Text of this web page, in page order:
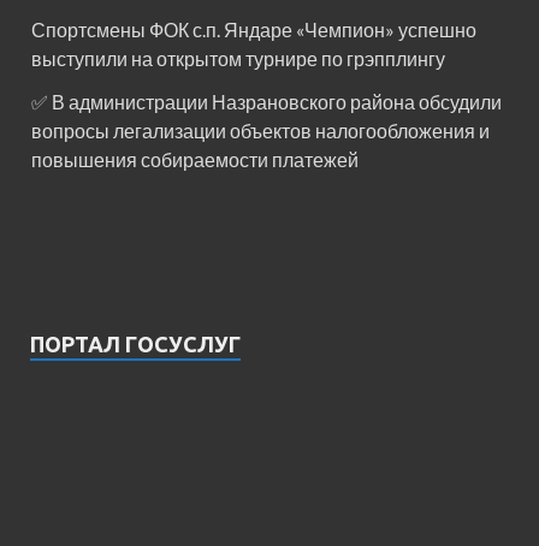
Спортсмены ФОК с.п. Яндаре «Чемпион» успешно
выступили на открытом турнире по грэпплингу
✅ В администрации Назрановского района обсудили
вопросы легализации объектов налогообложения и
повышения собираемости платежей
ПОРТАЛ ГОСУСЛУГ